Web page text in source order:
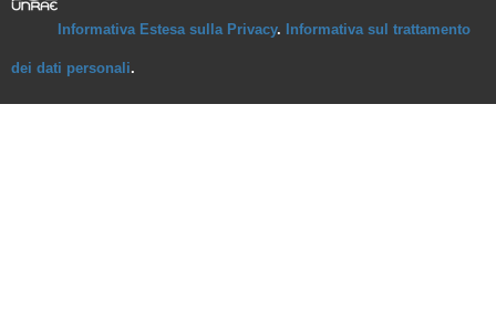
Informativa Estesa sulla Privacy. Informativa sul trattamento
dei dati personali.